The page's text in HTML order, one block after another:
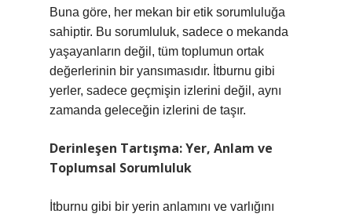
Buna göre, her mekan bir etik sorumluluğa
sahiptir. Bu sorumluluk, sadece o mekanda
yaşayanların değil, tüm toplumun ortak
değerlerinin bir yansımasıdır. İtburnu gibi
yerler, sadece geçmişin izlerini değil, aynı
zamanda geleceğin izlerini de taşır.
Derinleşen Tartışma: Yer, Anlam ve
Toplumsal Sorumluluk
İtburnu gibi bir yerin anlamını ve varlığını